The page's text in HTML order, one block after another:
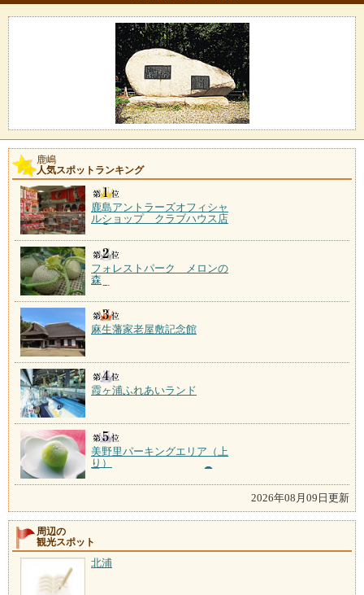
鹿嶋
人気スポットランキング
鹿島アントラーズオフィシャ
ルショップ クラブハウス店
フォレストパーク メロンの
森
麻生藩家老屋敷記念館
霞ヶ浦ふれあいランド
美野里パーキングエリア（上
り）
2026年08月09日更新
周辺の
観光スポット
北浦